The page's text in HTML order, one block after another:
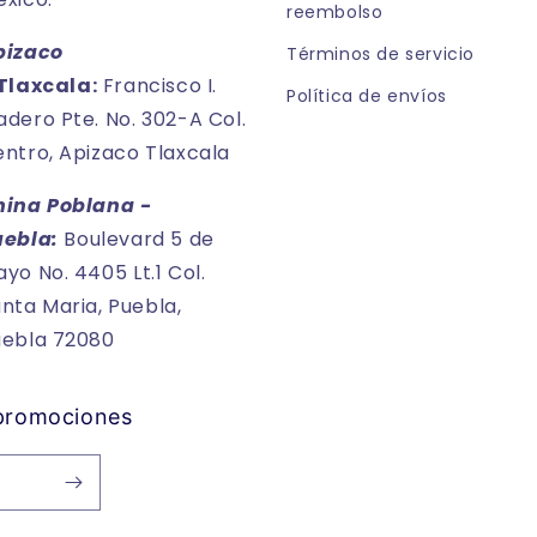
Francisco I.
Pte. No. 302-A Col.
Apizaco Tlaxcala
Poblana -
Boulevard 5 de
No. 4405 Lt.1 Col.
Maria, Puebla,
72080
reembolso
Términos de servicio
Política de envíos